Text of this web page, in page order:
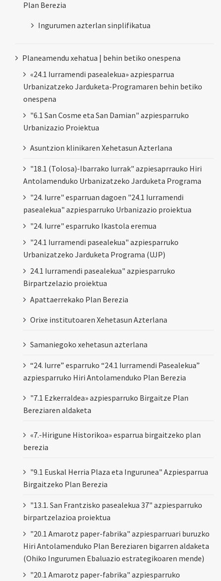
Plan Berezia
Ingurumen azterlan sinplifikatua
Planeamendu xehatua | behin betiko onespena
«24.1 Iurramendi pasealekua» azpiesparrua
Urbanizatzeko Jarduketa-Programaren behin betiko
onespena
"6.1 San Cosme eta San Damian" azpiesparruko
Urbanizazio Proiektua
Asuntzion klinikaren Xehetasun Azterlana
"18.1 (Tolosa)-Ibarrako lurrak" azpiesaprrauko Hiri
Antolamenduko Urbanizatzeko Jarduketa Programa
"24. Iurre" esparruan dagoen "24.1 Iurramendi
pasealekua" azpiesparruko Urbanizazio proiektua
"24. Iurre" esparruko Ikastola eremua
"24.1 Iurramendi pasealekua" azpiesparruko
Urbanizatzeko Jarduketa Programa (UJP)
24.1 Iurramendi pasealekua" azpiesparruko
Birpartzelazio proiektua
Apattaerrekako Plan Berezia
Orixe institutoaren Xehetasun Azterlana
Samaniegoko xehetasun azterlana
“24. Iurre” esparruko “24.1 Iurramendi Pasealekua”
azpiesparruko Hiri Antolamenduko Plan Berezia
"7.1 Ezkerraldea» azpiesparruko Birgaitze Plan
Bereziaren aldaketa
«7.-Hirigune Historikoa» esparrua birgaitzeko plan
berezia
"9.1 Euskal Herria Plaza eta Ingurunea" Azpiesparrua
Birgaitzeko Plan Berezia
"13.1. San Frantzisko pasealekua 37" azpiesparruko
birpartzelazioa proiektua
"20.1 Amarotz paper-fabrika" azpiesparruari buruzko
Hiri Antolamenduko Plan Bereziaren bigarren aldaketa
(Ohiko Ingurumen Ebaluazio estrategikoaren mende)
"20.1 Amarotz paper-fabrika" azpiesparruko